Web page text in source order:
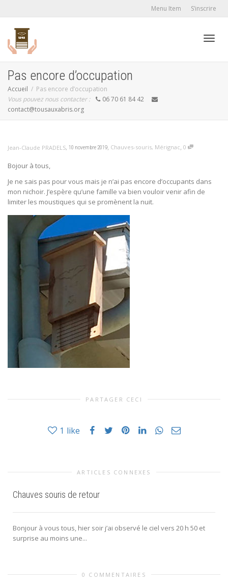
Menu Item S’inscrire
Pas encore d’occupation
Accueil
Pas encore d’occupation
Vous pouvez nous contacter :
06 70 61 84 42
contact@tousauxabris.org
Jean-Claude PRADELS, 10 novembre 2019, Chauves-souris, Mérignac, 0
Bojour à tous,
Je ne sais pas pour vous mais je n’ai pas encore d’occupants dans
mon nichoir. J’espère qu’une famille va bien vouloir venir afin de
limiter les moustiques qui se promènent la nuit.
PARTAGER CECI
1 like
ARTICLES CONNEXES
Chauves souris de retour
Bonjour à vous tous, hier soir j’ai observé le ciel vers 20 h 50 et
surprise au moins une...
0 COMMENTAIRES